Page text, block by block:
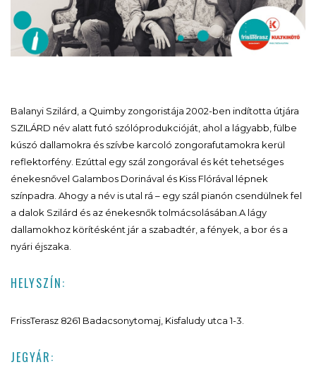
Balanyi Szilárd, a Quimby zongoristája 2002-ben indította útjára
SZILÁRD név alatt futó szólóprodukcióját, ahol a lágyabb, fülbe
kúszó dallamokra és szívbe karcoló zongorafutamokra kerül
reflektorfény. Ezúttal egy szál zongorával és két tehetséges
énekesnővel Galambos Dorinával és Kiss Flórával lépnek
színpadra. Ahogy a név is utal rá – egy szál pianón csendülnek fel
a dalok Szilárd és az énekesnők tolmácsolásában.A lágy
dallamokhoz körítésként jár a szabadtér, a fények, a bor és a
nyári éjszaka.
HELYSZÍN:
FrissTerasz 8261 Badacsonytomaj, Kisfaludy utca 1-3.
JEGYÁR: